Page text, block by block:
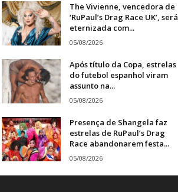
The Vivienne, vencedora de
‘RuPaul’s Drag Race UK’, será
eternizada com...
05/08/2026
Após título da Copa, estrelas
do futebol espanhol viram
assunto na...
05/08/2026
Presença de Shangela faz
estrelas de RuPaul’s Drag
Race abandonarem festa...
05/08/2026